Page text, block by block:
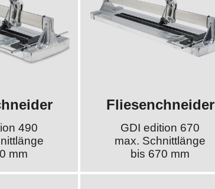
490
mm
Fliesenchneider
GDI edition 670
max. Schnittlänge
bis 670 mm